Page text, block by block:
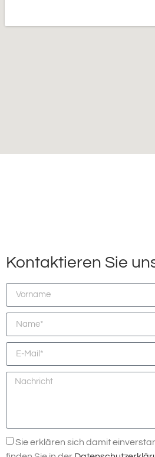
Kontaktieren Sie
Sie erklären sich damit